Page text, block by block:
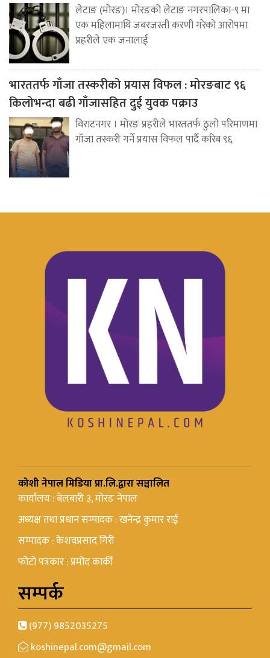
लेटाङ (मोरङ)। मोरङको लेटाङ नगरपालिका-९ मा
एक महिलामाथि जबरजस्ती करणी गरेको आरोपमा
प्रहरीले एक जनालाई
भारततर्फ गाँजा तस्करीको प्रयास विफल : मोरङबाट ९६
किलोभन्दा बढी गाँजासहित दुई युवक पक्राउ
विराटनगर । मोरङ प्रहरीले भारततर्फ ठुलो परिमाणमा
गाँजा तस्करी गर्ने प्रयास विफल पार्दै करिब ९६
कोशी नेपाल मिडिया प्रा.लि.द्वारा सञ्चालित
कार्यालय : बेलबारी ३, मोरङ नेपाल
अध्यक्ष तथा प्रधान सम्पादक : खनेन्द्र कुमार राई
सम्पादक : केशवप्रसाद गिरी
फोटो पत्रकार : प्रमोद कार्की
सम्पर्क
(977) 9852035275
koshinepal.com@gmail.com